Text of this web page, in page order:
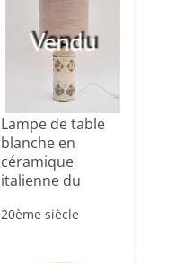
Vendu
Lampe de table
blanche en
céramique
italienne du
20ème siècle